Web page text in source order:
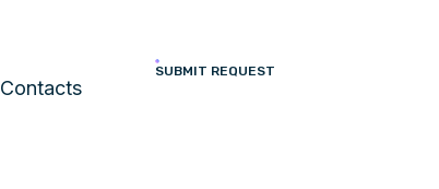
Contacts
SUBMIT REQUEST